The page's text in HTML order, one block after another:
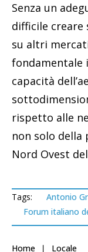
Senza un
difficile creare
su altri
fondamentale
capacità
rispetto alle
non solo della
Nord Ovest
Tags:
Antonio
Forum italiano
Home Locale